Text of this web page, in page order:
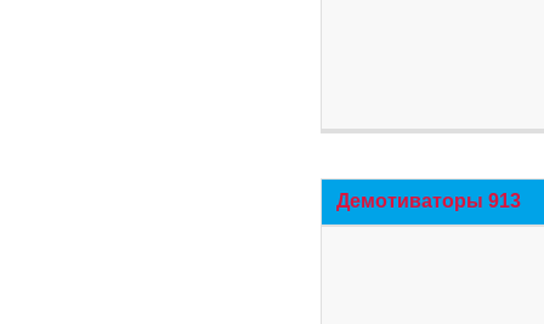
Демотиваторы 913